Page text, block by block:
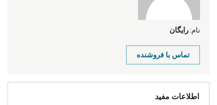
نام: رایگان
تماس با فروشنده
اطلاعات مفید